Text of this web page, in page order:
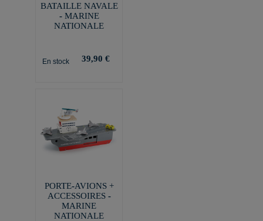
BATAILLE NAVALE
- MARINE
NATIONALE
En stock 39,90 €
PORTE-AVIONS +
ACCESSOIRES -
MARINE
NATIONALE